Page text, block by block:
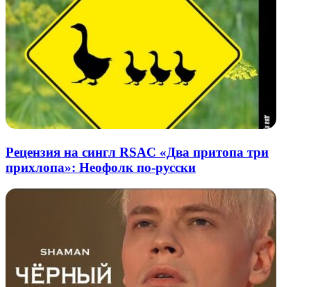
Рецензия на сингл RSAC «Два притопа три
прихлопа»: Неофолк по-русски